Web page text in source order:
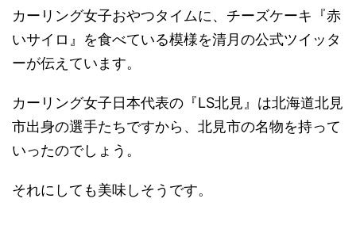
カーリング女子おやつタイムに、チーズケーキ『赤
いサイロ』を食べている模様を清月の公式ツイッタ
ーが伝えています。
カーリング女子日本代表の『LS北見』は北海道北見
市出身の選手たちですから、北見市の名物を持って
いったのでしょう。
それにしても美味しそうです。